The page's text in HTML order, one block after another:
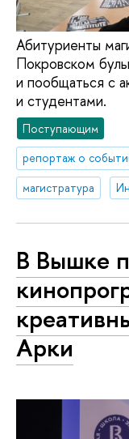
Абитуриенты
Покровском
и пообщаться с
и студентами.
Поступающим
репортаж о
магистратура
В Вышке
Арки